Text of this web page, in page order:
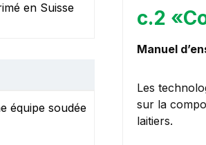
en Suisse
équipe soudée
c.2
Manuel
Les
sur la
laitiers.